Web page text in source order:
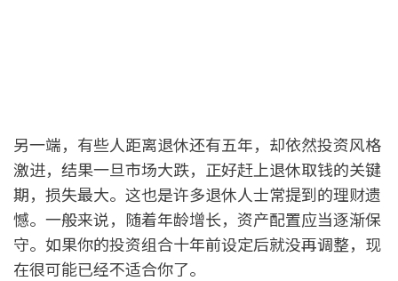
另一端，有些人距离退休还有五年，却依然投资风格
激进，结果一旦市场大跌，正好赶上退休取钱的关键
期，损失最大。这也是许多退休人士常提到的理财遗
憾。一般来说，随着年龄增长，资产配置应当逐渐保
守。如果你的投资组合十年前设定后就没再调整，现
在很可能已经不适合你了。